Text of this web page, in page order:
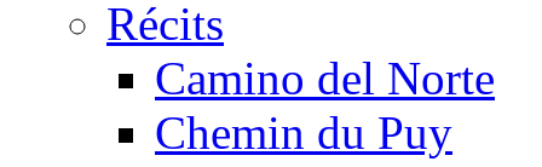
Récits
Camino del Norte
Chemin du Puy